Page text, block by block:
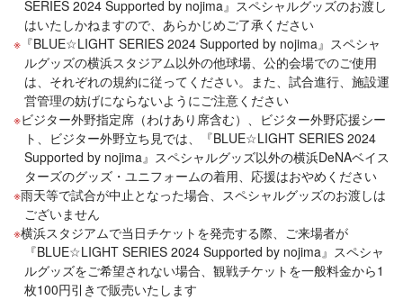
SERIES 2024 Supported by nojima』スペシャルグッズのお渡し
はいたしかねますので、あらかじめご了承ください
『BLUE☆LIGHT SERIES 2024 Supported by nojima』スペシャ
ルグッズの横浜スタジアム以外の他球場、公的会場でのご使用
は、それぞれの規約に従ってください。また、試合進行、施設運
営管理の妨げにならないようにご注意ください
ビジター外野指定席（わけあり席含む）、ビジター外野応援シー
ト、ビジター外野立ち見では、『BLUE☆LIGHT SERIES 2024
Supported by nojima』スペシャルグッズ以外の横浜DeNAベイス
ターズのグッズ・ユニフォームの着用、応援はおやめください
雨天等で試合が中止となった場合、スペシャルグッズのお渡しは
ございません
横浜スタジアムで当日チケットを発売する際、ご来場者が
『BLUE☆LIGHT SERIES 2024 Supported by nojima』スペシャ
ルグッズをご希望されない場合、観戦チケットを一般料金から1
枚100円引きで販売いたします